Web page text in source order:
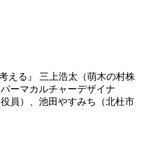
える』 三上浩太（萌木の村株
ーマカルチャーデザイナ
員）、池田やすみち（北杜市